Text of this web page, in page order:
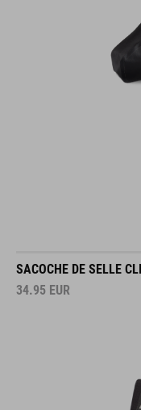
SACOCHE DE SELLE
34.95 EUR